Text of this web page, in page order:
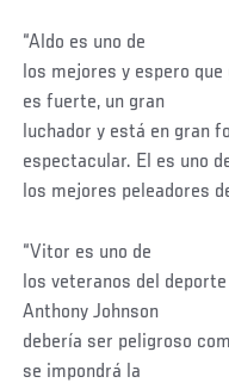
“Aldo es uno de
los mejores y espero
es fuerte, un gran
luchador y está en gran
espectacular. El es uno
los mejores peleadores
“Vitor es uno de
los veteranos del
Anthony Johnson
debería ser peligroso
se impondrá la